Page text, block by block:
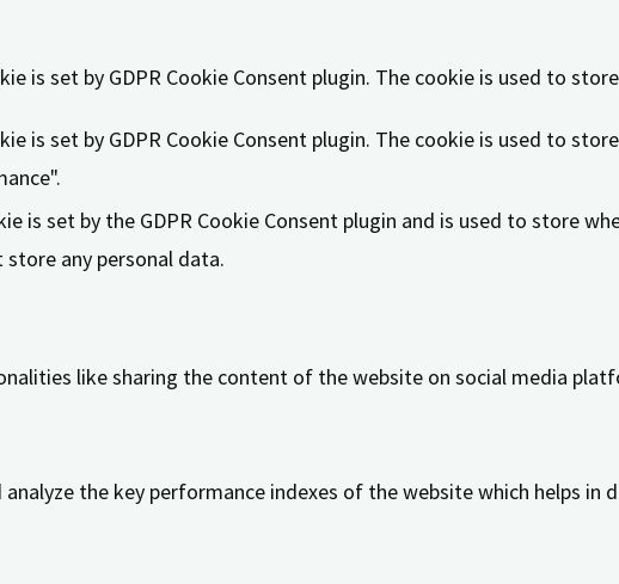
is set by GDPR Cookie Consent plugin. The cookie is used to
is set by GDPR Cookie Consent plugin. The cookie is used to
is set by the GDPR Cookie Consent plugin and is used to store
store any personal data.
like sharing the content of the website on social media
the key performance indexes of the website which helps in